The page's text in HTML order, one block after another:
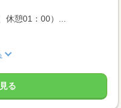
憩01：00）...
る